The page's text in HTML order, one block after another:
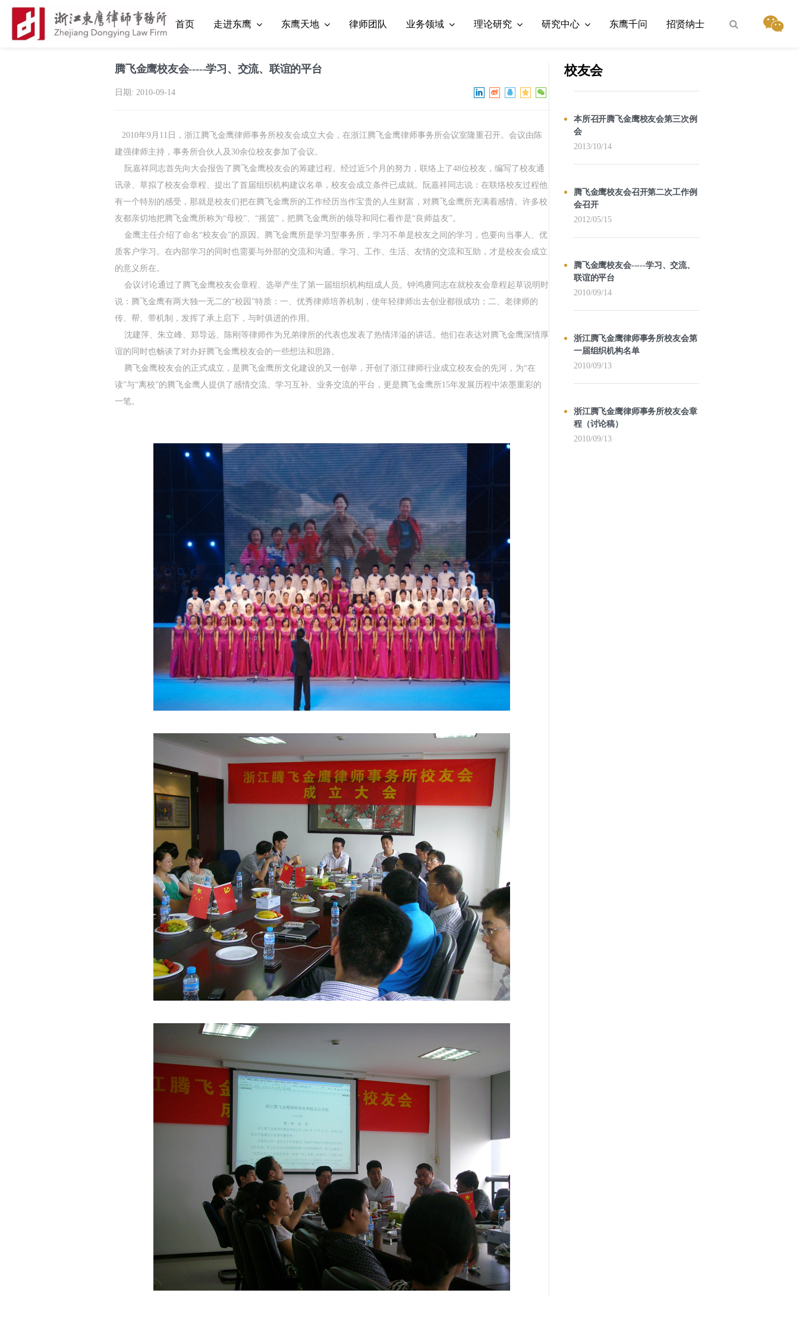
首页 走进东鹰 东鹰天地 律师团队 业务领域 理论研究 研究中心 东鹰千问 招贤纳士
腾飞金鹰校友会-----学习、交流、联谊的平台
日期: 2010-09-14
2010年9月11日，浙江腾飞金鹰律师事务所校友会成立大会，在浙江腾飞金鹰律师事务所会议室隆重召开。会议由陈
建强律师主持，事务所合伙人及30余位校友参加了会议。
阮嘉祥同志首先向大会报告了腾飞金鹰校友会的筹建过程。经过近5个月的努力，联络上了48位校友，编写了校友通
讯录、草拟了校友会章程、提出了首届组织机构建议名单，校友会成立条件已成就。阮嘉祥同志说：在联络校友过程他
有一个特别的感受，那就是校友们把在腾飞金鹰所的工作经历当作宝贵的人生财富，对腾飞金鹰所充满着感情。许多校
友都亲切地把腾飞金鹰所称为“母校”、“摇篮”，把腾飞金鹰所的领导和同仁看作是“良师益友”。
金鹰主任介绍了命名“校友会”的原因。腾飞金鹰所是学习型事务所，学习不单是校友之间的学习，也要向当事人、优
质客户学习。在内部学习的同时也需要与外部的交流和沟通。学习、工作、生活、友情的交流和互助，才是校友会成立
的意义所在。
会议讨论通过了腾飞金鹰校友会章程、选举产生了第一届组织机构组成人员。钟鸿赓同志在就校友会章程起草说明时
说：腾飞金鹰有两大独一无二的“校园”特质：一、优秀律师培养机制，使年轻律师出去创业都很成功；二、老律师的
传、帮、带机制，发挥了承上启下，与时俱进的作用。
沈建萍、朱立峰、郑导远、陈刚等律师作为兄弟律所的代表也发表了热情洋溢的讲话。他们在表达对腾飞金鹰深情厚
谊的同时也畅谈了对办好腾飞金鹰校友会的一些想法和思路。
腾飞金鹰校友会的正式成立，是腾飞金鹰所文化建设的又一创举，开创了浙江律师行业成立校友会的先河，为“在
读”与“离校”的腾飞金鹰人提供了感情交流、学习互补、业务交流的平台，更是腾飞金鹰所15年发展历程中浓墨重彩的
一笔。
校友会
本所召开腾飞金鹰校友会第三次例
会
2013/10/14
腾飞金鹰校友会召开第二次工作例
会召开
2012/05/15
腾飞金鹰校友会-----学习、交流、
联谊的平台
2010/09/14
浙江腾飞金鹰律师事务所校友会第
一届组织机构名单
2010/09/13
浙江腾飞金鹰律师事务所校友会章
程（讨论稿）
2010/09/13